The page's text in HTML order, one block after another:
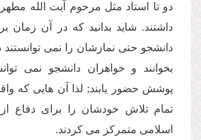
دو تا استاد مثل مرحوم آیت الله
داشتند. شاید بدانید كه در آن زمان
دانشجو حتى نمازشان را نمى
بخوانند و خواهران دانشجو نمى
پوشش حضور یابند; لذا آن هایى كه
تمام تلاش خودشان را براى دفاع
اسلامى متمركز مى كردند.